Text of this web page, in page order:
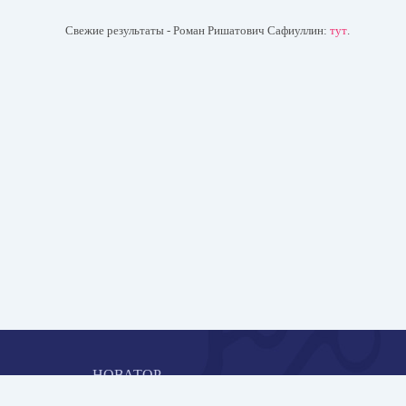
Свежие результаты - Роман Ришатович Сафиуллин: тут.
НОВАТОР